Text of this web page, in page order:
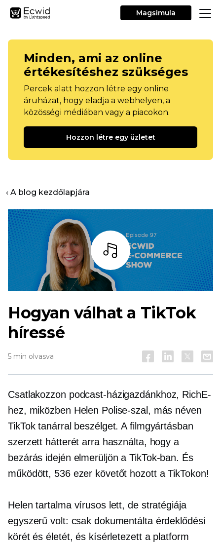
Magsimula
Minden, ami az online
értékesítéshez szükséges
Percek alatt hozzon létre egy online
áruházat, hogy eladja a webhelyen, a
közösségi médiában vagy a piacokon.
Hozzon létre egy üzletet
‹ A blog kezdőlapjára
Hallgass
Hogyan válhat a TikTok
híressé
5 min olvasva
Csatlakozzon podcast-házigazdánkhoz, RichE-
hez, miközben Helen Polise-szal, más néven
TikTok tanárral beszélget. A filmgyártásban
szerzett hátterét arra használta, hogy a
bezárás idején elmerüljön a TikTok-ban. És
működött, 536 ezer követőt hozott a TikTokon!
Helen tartalma vírusos lett, de stratégiája
egyszerű volt: csak dokumentálta érdeklődési
körét és életét, és kísérletezett a platform